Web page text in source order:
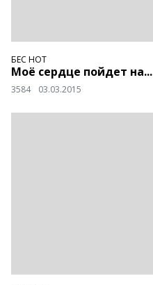
БЕС НОТ
Моё сердце пойдет на...
3584 03.03.2015